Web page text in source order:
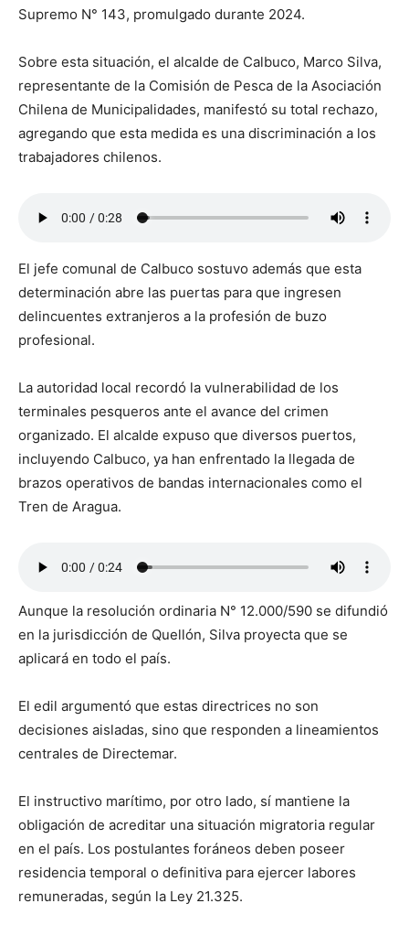
Supremo N° 143, promulgado durante 2024.
Sobre esta situación, el alcalde de Calbuco, Marco Silva,
representante de la Comisión de Pesca de la Asociación
Chilena de Municipalidades, manifestó su total rechazo,
agregando que esta medida es una discriminación a los
trabajadores chilenos.
El jefe comunal de Calbuco sostuvo además que esta
determinación abre las puertas para que ingresen
delincuentes extranjeros a la profesión de buzo
profesional.
La autoridad local recordó la vulnerabilidad de los
terminales pesqueros ante el avance del crimen
organizado. El alcalde expuso que diversos puertos,
incluyendo Calbuco, ya han enfrentado la llegada de
brazos operativos de bandas internacionales como el
Tren de Aragua.
Aunque la resolución ordinaria N° 12.000/590 se difundió
en la jurisdicción de Quellón, Silva proyecta que se
aplicará en todo el país.
El edil argumentó que estas directrices no son
decisiones aisladas, sino que responden a lineamientos
centrales de Directemar.
El instructivo marítimo, por otro lado, sí mantiene la
obligación de acreditar una situación migratoria regular
en el país. Los postulantes foráneos deben poseer
residencia temporal o definitiva para ejercer labores
remuneradas, según la Ley 21.325.